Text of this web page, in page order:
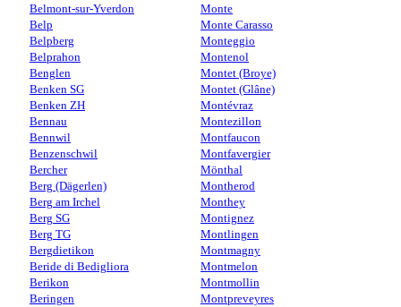
Belmont-sur-Yverdon
Belp
Belpberg
Belprahon
Benglen
Benken SG
Benken ZH
Bennau
Bennwil
Benzenschwil
Bercher
Berg (Dägerlen)
Berg am Irchel
Berg SG
Berg TG
Bergdietikon
Beride di Bedigliora
Berikon
Beringen
Monte
Monte Carasso
Monteggio
Montenol
Montet (Broye)
Montet (Glâne)
Montévraz
Montezillon
Montfaucon
Montfavergier
Mönthal
Montherod
Monthey
Montignez
Montlingen
Montmagny
Montmelon
Montmollin
Montpreveyres